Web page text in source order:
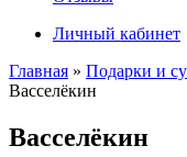
Личный кабинет
Главная » Подарки и
Васселёкин
Васселёкин